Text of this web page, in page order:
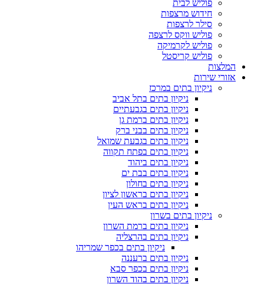
פוליש לבית
חידוש מרצפות
סילר לרצפות
פוליש ווקס לרצפה
פוליש לקרמיקה
פוליש קריסטל
המלצות
אזורי שירות
ניקיון בתים במרכז
ניקיון בתים בתל אביב
ניקיון בתים בגבעתיים
ניקיון בתים ברמת גן
ניקיון בתים בבני ברק
ניקיון בתים בגבעת שמואל
ניקיון בתים בפתח תקווה
ניקיון בתים ביהוד
ניקיון בתים בבת ים
ניקיון בתים בחולון
ניקיון בתים בראשון לציון
ניקיון בתים בראש העין
ניקיון בתים בשרון
ניקיון בתים ברמת השרון
ניקיון בתים בהרצליה
ניקיון בתים בכפר שמריהו
ניקיון בתים ברעננה
ניקיון בתים בכפר סבא
ניקיון בתים בהוד השרון